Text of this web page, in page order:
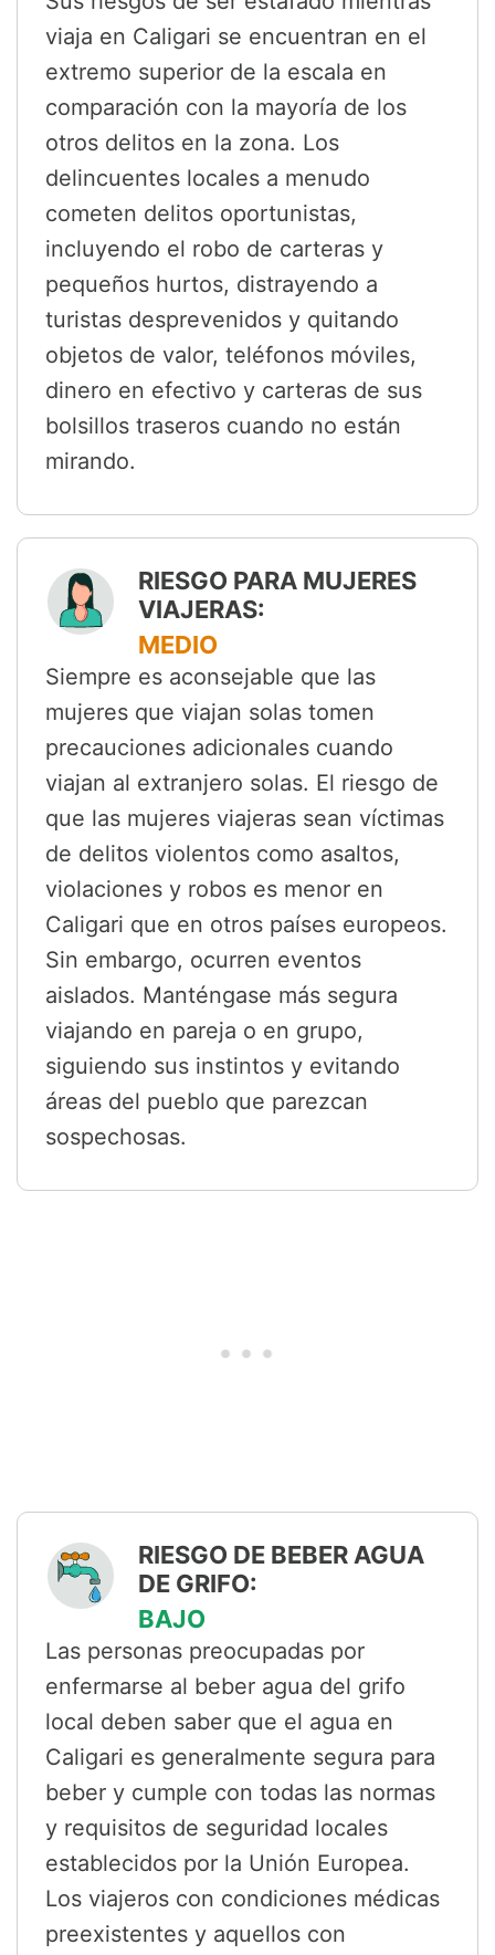
viaja en Caligari se encuentran en el
extremo superior de la escala en
comparación con la mayoría de los
otros delitos en la zona. Los
delincuentes locales a menudo
cometen delitos oportunistas,
incluyendo el robo de carteras y
pequeños hurtos, distrayendo a
turistas desprevenidos y quitando
objetos de valor, teléfonos móviles,
dinero en efectivo y carteras de sus
bolsillos traseros cuando no están
mirando.
RIESGO PARA MUJERES
VIAJERAS:
MEDIO
Siempre es aconsejable que las
mujeres que viajan solas tomen
precauciones adicionales cuando
viajan al extranjero solas. El riesgo de
que las mujeres viajeras sean víctimas
de delitos violentos como asaltos,
violaciones y robos es menor en
Caligari que en otros países europeos.
Sin embargo, ocurren eventos
aislados. Manténgase más segura
viajando en pareja o en grupo,
siguiendo sus instintos y evitando
áreas del pueblo que parezcan
sospechosas.
RIESGO DE BEBER AGUA
DE GRIFO:
BAJO
Las personas preocupadas por
enfermarse al beber agua del grifo
local deben saber que el agua en
Caligari es generalmente segura para
beber y cumple con todas las normas
y requisitos de seguridad locales
establecidos por la Unión Europea.
Los viajeros con condiciones médicas
preexistentes y aquellos con